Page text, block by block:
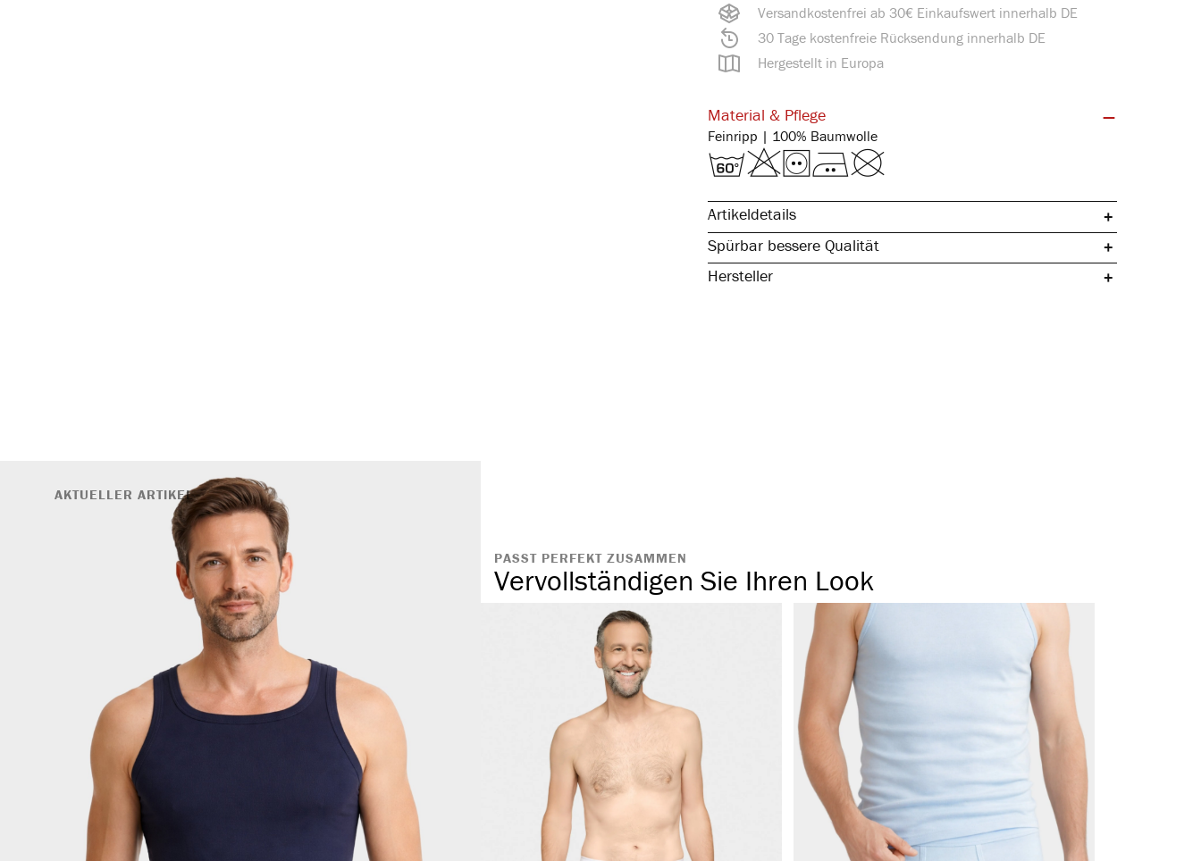
Versandkostenfrei ab 30€ Einkaufswert innerhalb DE
30 Tage kostenfreie Rücksendung innerhalb DE
Hergestellt in Europa
Material & Pflege
Feinripp | 100% Baumwolle
Artikeldetails
Spürbar bessere Qualität
Hersteller
AKTUELLER ARTIKEL
PASST PERFEKT ZUSAMMEN
Vervollständigen Sie Ihren Look